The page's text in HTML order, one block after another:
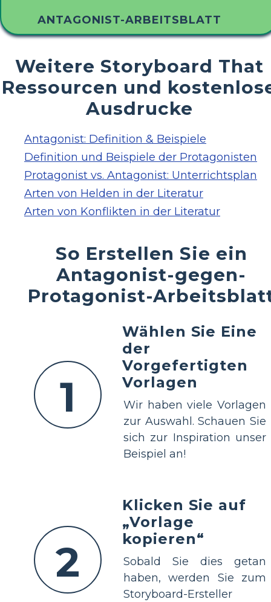
ANTAGONIST-ARBEITSBLATT
Weitere Storyboard That
Ressourcen und
Ausdrucke
Antagonist: Definition & Beispiele
Definition und Beispiele der Protagonisten
Protagonist vs. Antagonist: Unterrichtsplan
Arten von Helden in der Literatur
Arten von Konflikten in der Literatur
So Erstellen Sie ein
Antagonist-gegen-
Protagonist-
1
Wählen Sie Eine
der
Vorgefertigten
Vorlagen
Wir haben viele Vorlagen
zur Auswahl. Schauen Sie
sich zur Inspiration unser
Beispiel an!
2
Klicken Sie auf
„Vorlage
kopieren“
Sobald Sie dies getan
haben, werden Sie zum
Storyboard-Ersteller